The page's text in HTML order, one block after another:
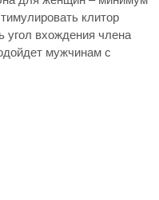
клитор
угол вхождения члена
мужчинам с